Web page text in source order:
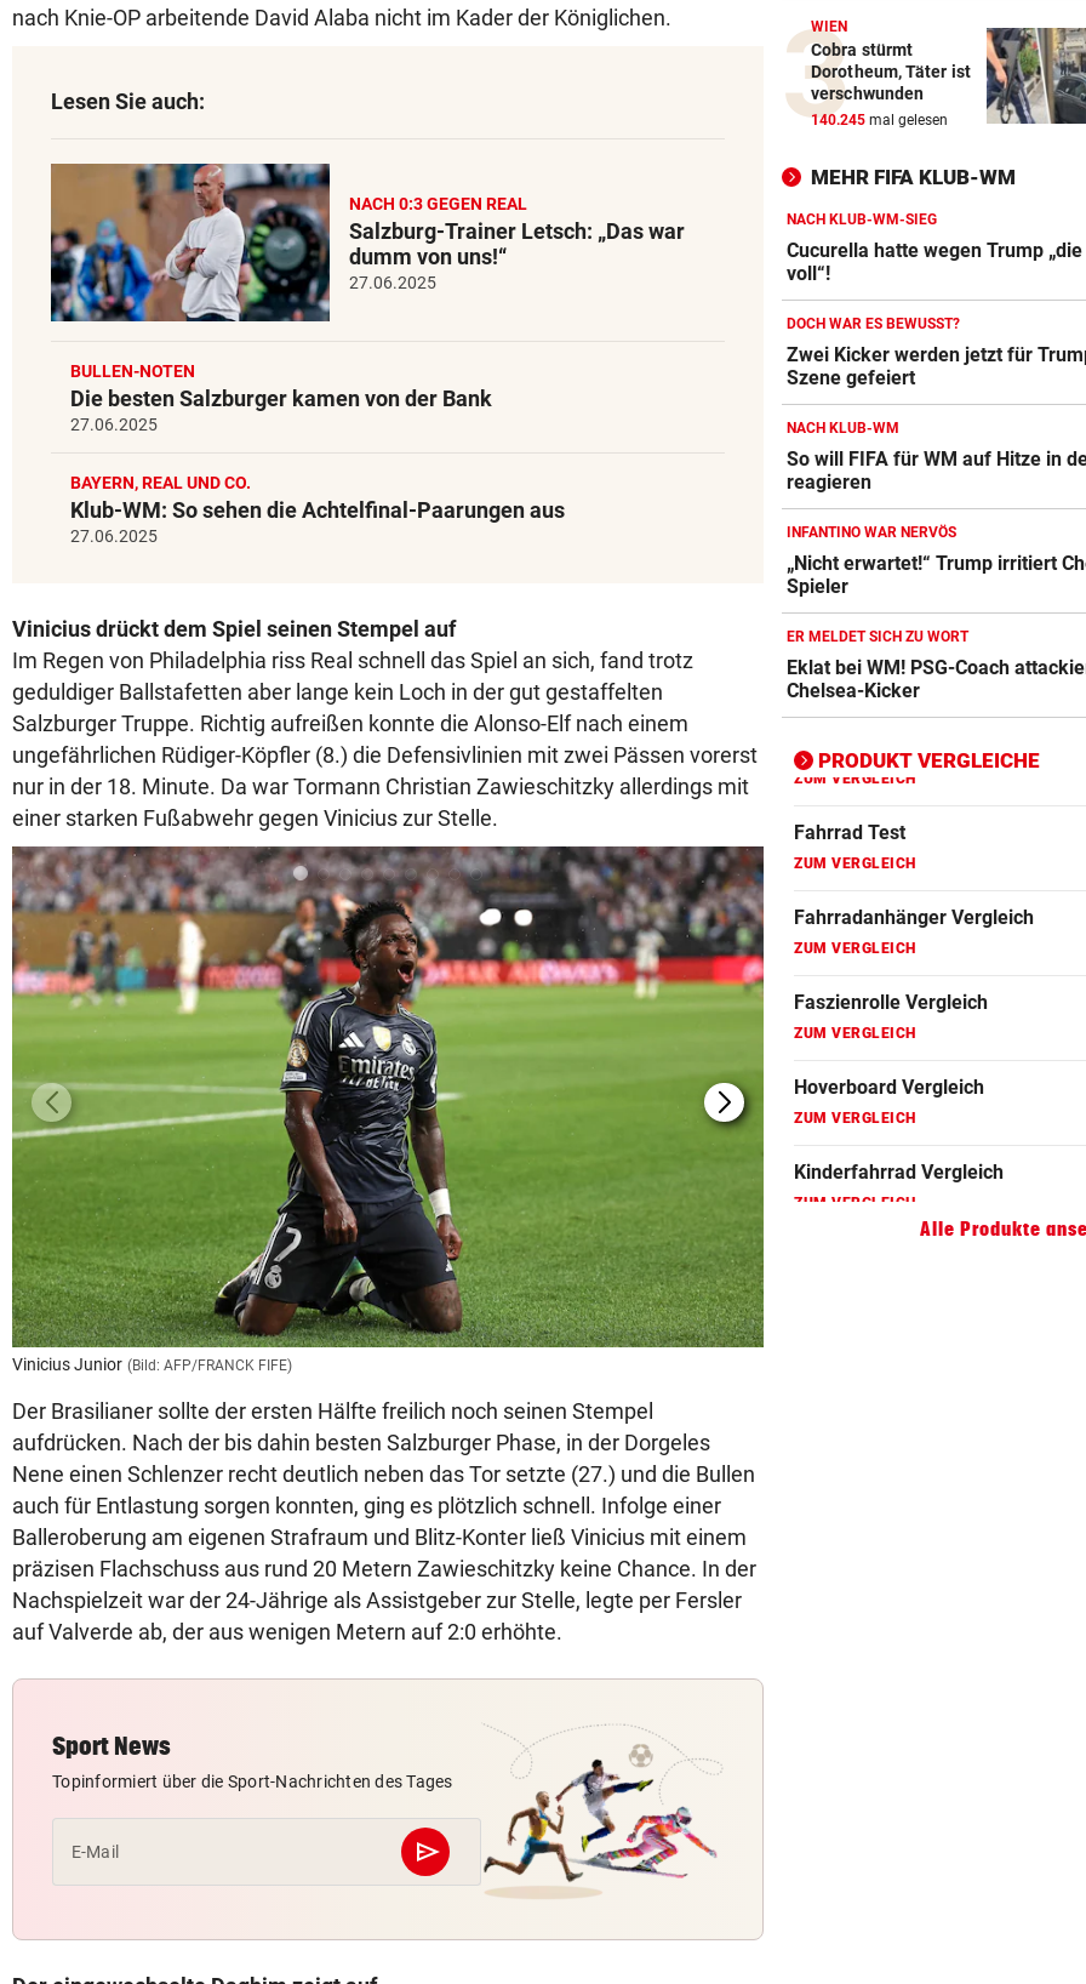
nach Knie-OP arbeitende David Alaba nicht im Kader der Königlichen.
Lesen Sie auch:
NACH 0:3 GEGEN REAL
Salzburg-Trainer Letsch: „Das war
dumm von uns!“
27.06.2025
BULLEN-NOTEN
Die besten Salzburger kamen von der Bank
27.06.2025
BAYERN, REAL UND CO.
Klub-WM: So sehen die Achtelfinal-Paarungen aus
27.06.2025
Vinicius drückt dem Spiel seinen Stempel auf
Im Regen von Philadelphia riss Real schnell das Spiel an sich, fand trotz
geduldiger Ballstafetten aber lange kein Loch in der gut gestaffelten
Salzburger Truppe. Richtig aufreißen konnte die Alonso-Elf nach einem
ungefährlichen Rüdiger-Köpfler (8.) die Defensivlinien mit zwei Pässen vorerst
nur in der 18. Minute. Da war Tormann Christian Zawieschitzky allerdings mit
einer starken Fußabwehr gegen Vinicius zur Stelle.
Vinicius Junior (Bild: AFP/FRANCK FIFE)
Der Brasilianer sollte der ersten Hälfte freilich noch seinen Stempel
aufdrücken. Nach der bis dahin besten Salzburger Phase, in der Dorgeles
Nene einen Schlenzer recht deutlich neben das Tor setzte (27.) und die Bullen
auch für Entlastung sorgen konnten, ging es plötzlich schnell. Infolge einer
Balleroberung am eigenen Strafraum und Blitz-Konter ließ Vinicius mit einem
präzisen Flachschuss aus rund 20 Metern Zawieschitzky keine Chance. In der
Nachspielzeit war der 24-Jährige als Assistgeber zur Stelle, legte per Fersler
auf Valverde ab, der aus wenigen Metern auf 2:0 erhöhte.
Sport News
Topinformiert über die Sport-Nachrichten des Tages
E-Mail send
Abschicken
WIEN
Cobra stürmt
Dorotheum, Täter ist
verschwunden
140.245 mal gelesen
MEHR FIFA KLUB-WM
NACH KLUB-WM-SIEG
Cucurella hatte wegen Trump
voll“!
DOCH WAR ES BEWUSST?
Zwei Kicker werden jetzt für
Szene gefeiert
NACH KLUB-WM
So will FIFA für WM auf Hitze in
reagieren
INFANTINO WAR NERVÖS
„Nicht erwartet!“ Trump irritiert
Spieler
ER MELDET SICH ZU WORT
Eklat bei WM! PSG-Coach
Chelsea-Kicker
PRODUKT VERGLEICHE
Action-Cam Vergleich
ZUM VERGLEICH
Crosstrainer Vergleich
ZUM VERGLEICH
E-Bike Vergleich
ZUM VERGLEICH
Elektro-Scooter Vergleich
ZUM VERGLEICH
Ergometer Vergleich
ZUM VERGLEICH
Fahrrad Test
ZUM VERGLEICH
Fahrradanhänger Vergleich
ZUM VERGLEICH
Faszienrolle Vergleich
ZUM VERGLEICH
Hoverboard Vergleich
ZUM VERGLEICH
Kinderfahrrad Vergleich
ZUM VERGLEICH
Alle Produkte